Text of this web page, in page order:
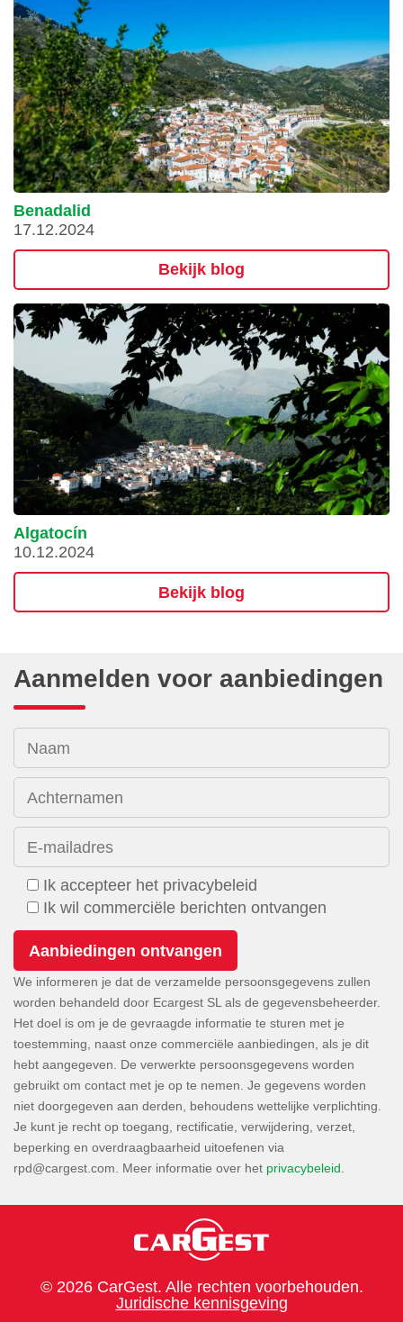
Benadalid
17.12.2024
Bekijk blog
Algatocín
10.12.2024
Bekijk blog
Aanmelden voor aanbiedingen
Naam
Achternamen
E-mailadres
Ik accepteer het privacybeleid
Ik wil commerciële berichten ontvangen
We informeren je dat de verzamelde persoonsgegevens zullen
worden behandeld door Ecargest SL als de gegevensbeheerder.
Het doel is om je de gevraagde informatie te sturen met je
toestemming, naast onze commerciële aanbiedingen, als je dit
hebt aangegeven. De verwerkte persoonsgegevens worden
gebruikt om contact met je op te nemen. Je gegevens worden
niet doorgegeven aan derden, behoudens wettelijke verplichting.
Je kunt je recht op toegang, rectificatie, verwijdering, verzet,
beperking en overdraagbaarheid uitoefenen via
. Meer informatie over het privacybeleid
© 2026 CarGest. Alle rechten voorbehouden.
Juridische kennisgeving